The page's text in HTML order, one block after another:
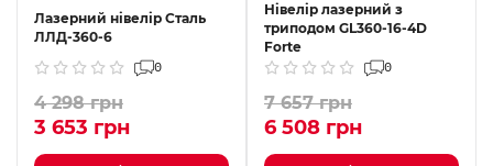
Лазерний нівелір Сталь
ЛЛД-360-6
0
4 298 грн
3 653 грн
Нівелір лазерний з
триподом GL360-16-4D
Forte
0
7 657 грн
6 508 грн